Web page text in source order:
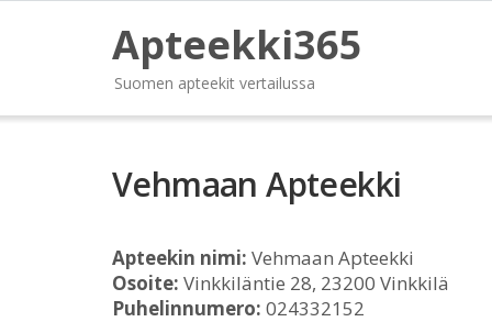
Apteekki365
Suomen apteekit vertailussa
Vehmaan Apteekki
Apteekin nimi: Vehmaan Apteekki
Osoite: Vinkkiläntie 28, 23200 Vinkkilä
Puhelinnumero: 024332152